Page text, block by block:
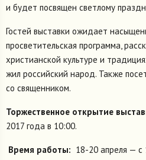
и будет посвящен светлому
Гостей выставки ожидает
просветительская программа,
христианской культуре и
жил российский народ. Также
со священником.
Торжественное открытие
2017 года в 10:00.
Время работы: 18-20 апреля —